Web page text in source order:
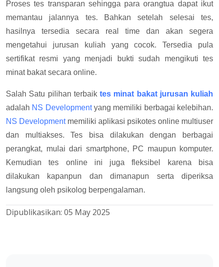
Proses tes transparan sehingga para orangtua dapat ikut
memantau jalannya tes. Bahkan setelah selesai tes,
hasilnya tersedia secara real time dan akan segera
mengetahui jurusan kuliah yang cocok. Tersedia pula
sertifikat resmi yang menjadi bukti sudah mengikuti tes
minat bakat secara online.
Salah Satu pilihan terbaik tes minat bakat jurusan kuliah
adalah NS Developmentyang memiliki berbagai kelebihan.
NS Developmentmemiliki aplikasi psikotes online multiuser
dan multiakses. Tes bisa dilakukan dengan berbagai
perangkat, mulai dari smartphone, PC maupun komputer.
Kemudian tes online ini juga fleksibel karena bisa
dilakukan kapanpun dan dimanapun serta diperiksa
langsung oleh psikolog berpengalaman.
Dipublikasikan: 05 May 2025